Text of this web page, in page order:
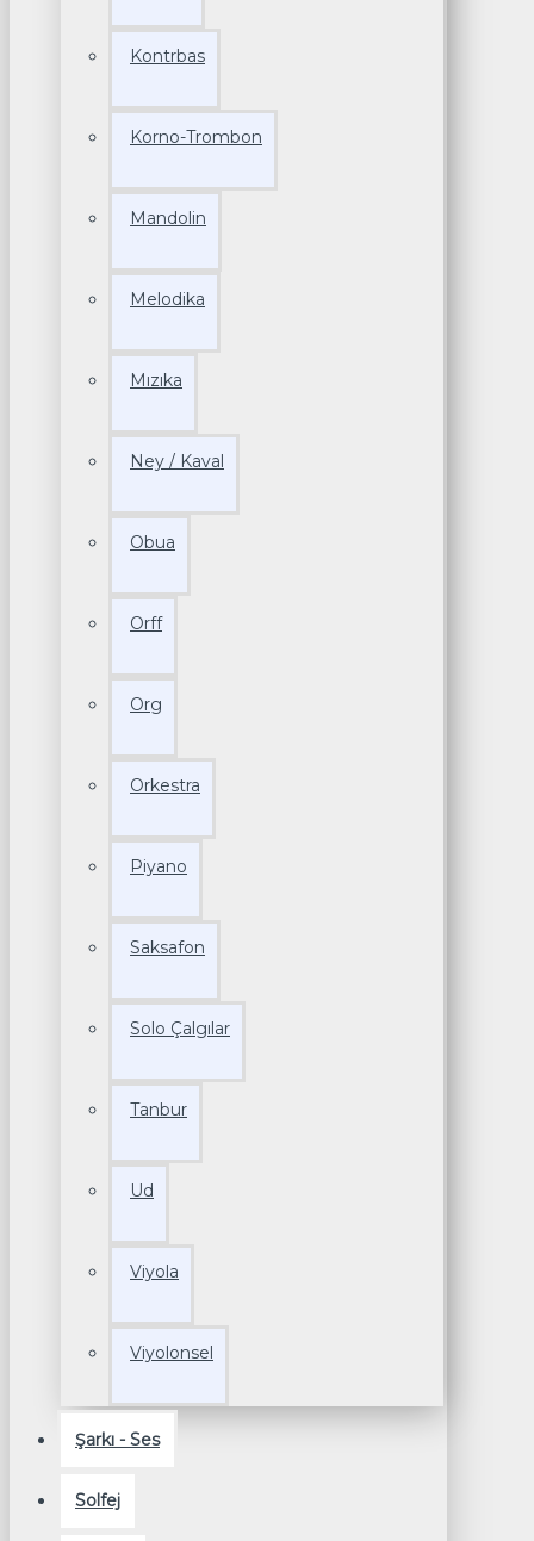
Kontrbas
Korno-Trombon
Mandolin
Melodika
Mızıka
Ney / Kaval
Obua
Orff
Org
Orkestra
Piyano
Saksafon
Solo Çalgılar
Tanbur
Ud
Viyola
Viyolonsel
Şarkı - Ses
Solfej